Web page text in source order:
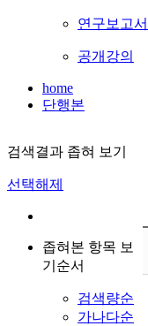
연구보고서
공개강의
home
단행본
검색결과 좁혀 보기
선택해제
좁혀본 항목 보
기순서
검색량순
가나다순